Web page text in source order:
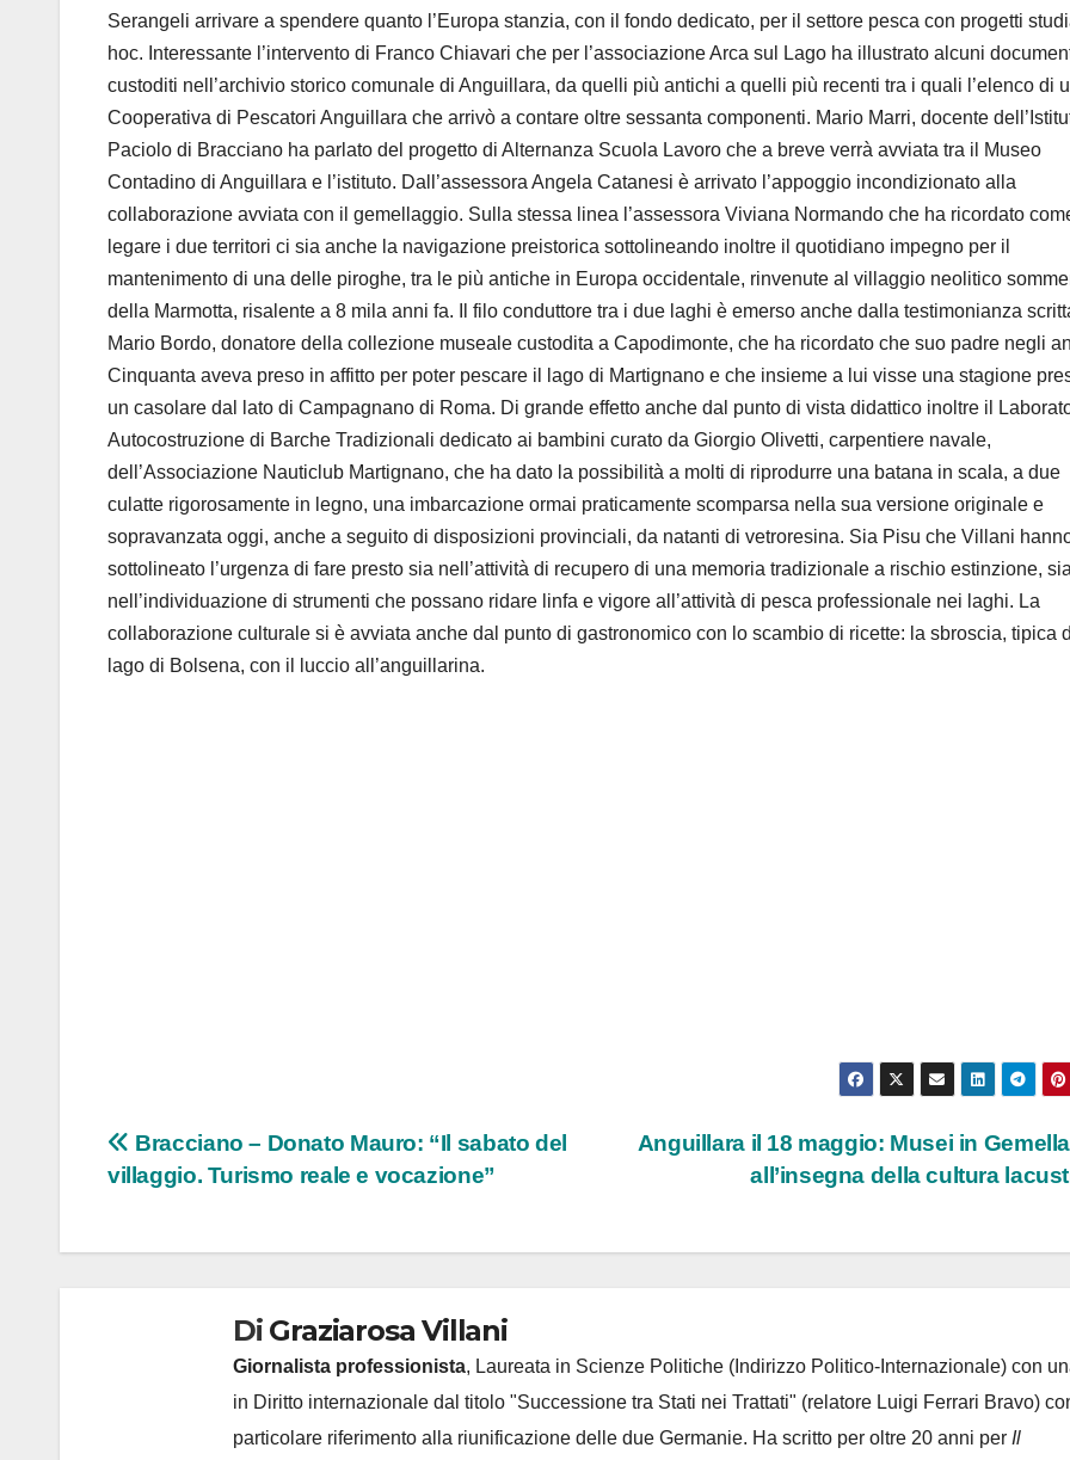
Serangeli arrivare a spendere quanto l’Europa stanzia, con il fondo dedicato, per il settore pesca con progetti
hoc. Interessante l’intervento di Franco Chiavari che per l’associazione Arca sul Lago ha illustrato alcuni
custoditi nell’archivio storico comunale di Anguillara, da quelli più antichi a quelli più recenti tra i quali l’elenco di
Cooperativa di Pescatori Anguillara che arrivò a contare oltre sessanta componenti. Mario Marri, docente
Paciolo di Bracciano ha parlato del progetto di Alternanza Scuola Lavoro che a breve verrà avviata tra il Museo
Contadino di Anguillara e l’istituto. Dall’assessora Angela Catanesi è arrivato l’appoggio incondizionato alla
collaborazione avviata con il gemellaggio. Sulla stessa linea l’assessora Viviana Normando che ha ricordato
legare i due territori ci sia anche la navigazione preistorica sottolineando inoltre il quotidiano impegno per il
mantenimento di una delle piroghe, tra le più antiche in Europa occidentale, rinvenute al villaggio neolitico
della Marmotta, risalente a 8 mila anni fa. Il filo conduttore tra i due laghi è emerso anche dalla testimonianza
Mario Bordo, donatore della collezione museale custodita a Capodimonte, che ha ricordato che suo padre negli
Cinquanta aveva preso in affitto per poter pescare il lago di Martignano e che insieme a lui visse una stagione
un casolare dal lato di Campagnano di Roma. Di grande effetto anche dal punto di vista didattico inoltre il
Autocostruzione di Barche Tradizionali dedicato ai bambini curato da Giorgio Olivetti, carpentiere navale,
dell’Associazione Nauticlub Martignano, che ha dato la possibilità a molti di riprodurre una batana in scala, a due
culatte rigorosamente in legno, una imbarcazione ormai praticamente scomparsa nella sua versione originale e
sopravanzata oggi, anche a seguito di disposizioni provinciali, da natanti di vetroresina. Sia Pisu che Villani
sottolineato l’urgenza di fare presto sia nell’attività di recupero di una memoria tradizionale a rischio estinzione, sia
nell’individuazione di strumenti che possano ridare linfa e vigore all’attività di pesca professionale nei laghi. La
collaborazione culturale si è avviata anche dal punto di gastronomico con lo scambio di ricette: la sbroscia, tipica
lago di Bolsena, con il luccio all’anguillarina.
Navigazione
articoli
Anguillara il 18 maggio: Musei in
all’insegna della cultura
Bracciano – Donato Mauro: “Il sabato del
villaggio. Turismo reale e vocazione”
Di Graziarosa Villani
Giornalista professionista, Laureata in Scienze Politiche (Indirizzo Politico-Internazionale) con
in Diritto internazionale dal titolo "Successione tra Stati nei Trattati" (relatore Luigi Ferrari Bravo)
particolare riferimento alla riunificazione delle due Germanie. Ha scritto per oltre 20 anni per Il